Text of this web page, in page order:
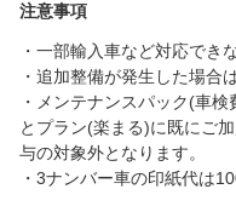
注意事項
・一部輸入車など対応でき
・追加整備が発生した場合
・メンテナンスパック(車
とプラン(楽まる)に既にご
与の対象外となります。
・3ナンバー車の印紙代は